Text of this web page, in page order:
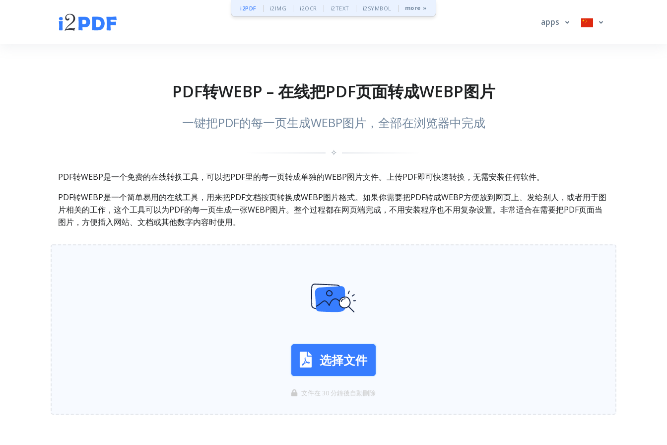
i2PDF i2IMG i2OCR i2TEXT i2SYMBOL more »
apps
PDF转WEBP – 在线把PDF页面转成WEBP图片
一键把PDF的每一页生成WEBP图片，全部在浏览器中完成
✧
PDF转WEBP是一个免费的在线转换工具，可以把PDF里的每一页转成单独的WEBP图片文件。上传PDF即可快速转换，无需安装任何软件。
PDF转WEBP是一个简单易用的在线工具，用来把PDF文档按页转换成WEBP图片格式。如果你需要把PDF转成WEBP方便放到网页上、发给别人，或者用于图
片相关的工作，这个工具可以为PDF的每一页生成一张WEBP图片。整个过程都在网页端完成，不用安装程序也不用复杂设置。非常适合在需要把PDF页面当
图片，方便插入网站、文档或其他数字内容时使用。
选择文件
文件在 30 分鐘後自動刪除